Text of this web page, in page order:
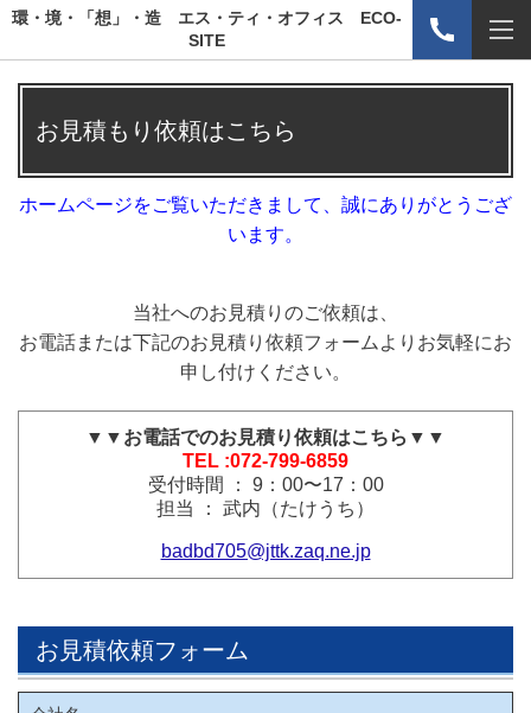
環・境・「想」・造 エス・ティ・オフィス ECO-
SITE
お見積もり依頼はこちら
ホームページをご覧いただきまして、誠にありがとうござ
います。
当社へのお見積りのご依頼は、
お電話または下記のお見積り依頼フォームよりお気軽にお
申し付けください。
▼▼お電話でのお見積り依頼はこちら▼▼
TEL :072-799-6859
受付時間 ： 9：00〜17：00
担当 ： 武内（たけうち）
badbd705@jttk.zaq.ne.jp
お見積依頼フォーム